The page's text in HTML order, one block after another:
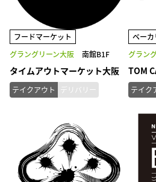
フードマーケット
グラングリーン大阪
南館B1F
タイムアウトマーケット大阪
テイクアウト デリバリー
ベーカ
グラン
TOM
テイク